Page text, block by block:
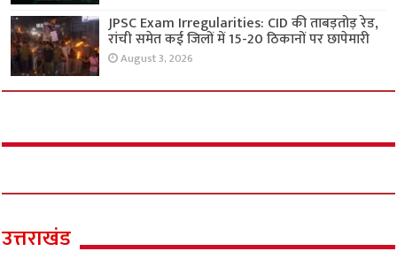
JPSC Exam Irregularities: CID की ताबड़तोड़ रेड,
रांची समेत कई जिलों में 15-20 ठिकानों पर छापेमारी
August 3, 2026
उत्तराखंड